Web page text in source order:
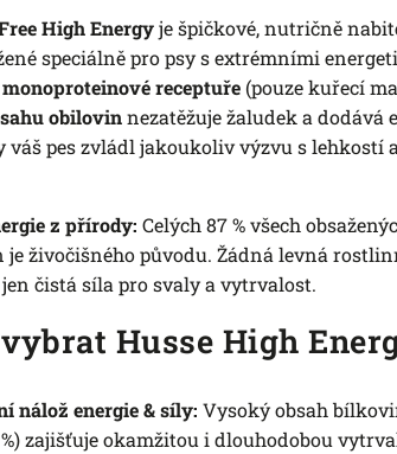
High Energyje špičkové, nutričně
speciálně pro psy s extrémními
monoproteinové receptuře (pouze kuřecí
obilovinnezatěžuje žaludek a dodává
váš pes zvládl jakoukoliv výzvu s lehkostí a
z přírody: Celých 87 % všech
živočišného původu. Žádná levná
čistá síla pro svaly a vytrvalost.
Husse High
nálož energie & síly: Vysoký obsah
zajišťuje okamžitou i dlouhodobou